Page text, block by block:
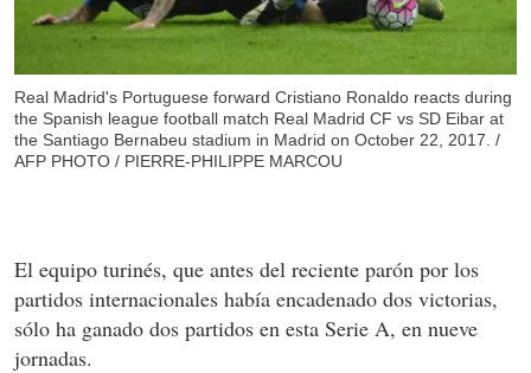
Real Madrid's Portuguese forward Cristiano Ronaldo reacts during
the Spanish league football match Real Madrid CF vs SD Eibar at
the Santiago Bernabeu stadium in Madrid on October 22, 2017. /
AFP PHOTO / PIERRE-PHILIPPE MARCOU
El equipo turinés, que antes del reciente parón por los
partidos internacionales había encadenado dos victorias,
sólo ha ganado dos partidos en esta Serie A, en nueve
jornadas.